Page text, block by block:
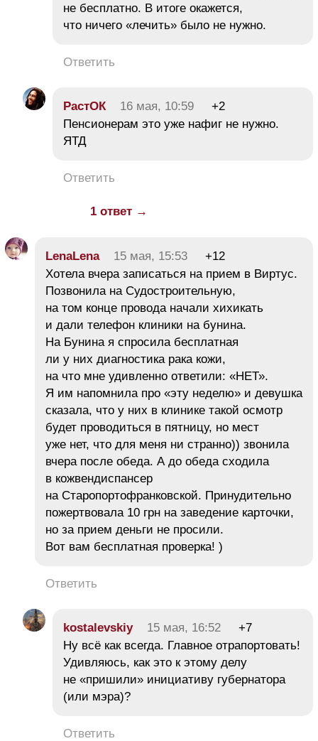
не бесплатно. В итоге окажется,
что ничего «лечить» было не нужно.
Ответить
РастОК 16 мая, 10:59
+2
Пенсионерам это уже нафиг не нужно.
ЯТД
Ответить
1 ответ →
LenaLena 15 мая, 15:53
+12
Хотела вчера записаться на прием в Виртус.
Позвонила на Судостроительную,
на том конце провода начали хихикать
и дали телефон клиники на бунина.
На Бунина я спросила бесплатная
ли у них диагностика рака кожи,
на что мне удивленно ответили: «НЕТ».
Я им напомнила про «эту неделю» и девушка
сказала, что у них в клинике такой осмотр
будет проводиться в пятницу, но мест
уже нет, что для меня ни странно)) звонила
вчера после обеда. А до обеда сходила
в кожвендиспансер
на Старопортофранковской. Принудительно
пожертвовала 10 грн на заведение карточки,
но за прием деньги не просили.
Вот вам бесплатная проверка! )
Ответить
kostalevskiy 15 мая, 16:52
+7
Ну всё как всегда. Главное отрапортовать!
Удивляюсь, как это к этому делу
не «пришили» инициативу губернатора
(или мэра)?
Ответить